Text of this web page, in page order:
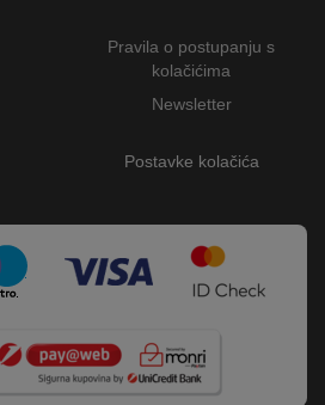
Pravila o postupanju s
kolačićima
Newsletter
Postavke kolačića